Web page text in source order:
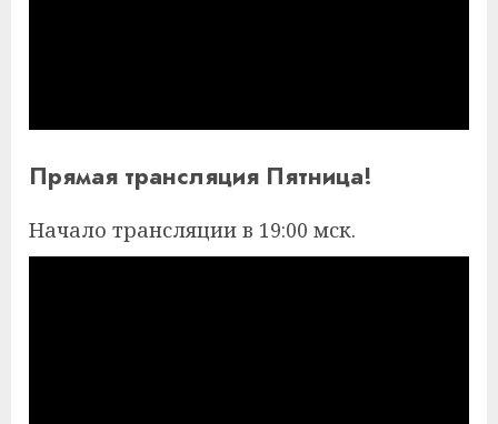
Прямая трансляция Пятница!
Начало трансляции в 19:00 мск.